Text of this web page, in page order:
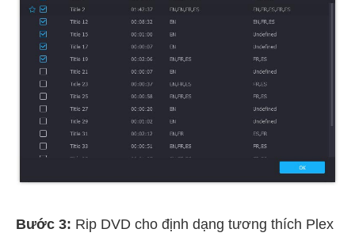
Bước 3: Rip DVD cho định dạng tương thích Plex